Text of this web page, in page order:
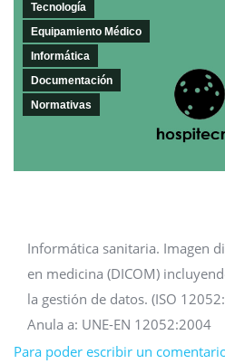
Tecnología
Equipamiento Médico
Informática
Documentación
Normativas
Informática sanitaria. Imagen
en medicina (DICOM)
la gestión de datos. (ISO
Anula a: UNE-EN 12052:2004
Para poder escribir un